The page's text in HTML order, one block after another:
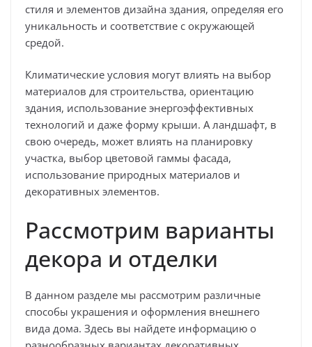
стиля и элементов дизайна здания, определяя его
уникальность и соответствие с окружающей
средой.
Климатические условия могут влиять на выбор
материалов для строительства, ориентацию
здания, использование энергоэффективных
технологий и даже форму крыши. А ландшафт, в
свою очередь, может влиять на планировку
участка, выбор цветовой гаммы фасада,
использование природных материалов и
декоративных элементов.
Рассмотрим варианты
декора и отделки
В данном разделе мы рассмотрим различные
способы украшения и оформления внешнего
вида дома. Здесь вы найдете информацию о